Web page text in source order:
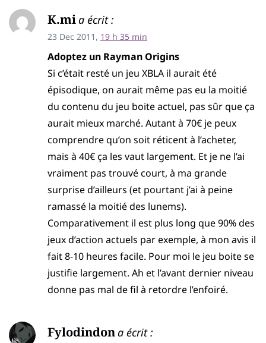
K.mia écrit :
23 Dec 2011, 19 h 35 min
Adoptez un Rayman Origins
Si c’était resté un jeu XBLA il aurait été
épisodique, on aurait même pas eu la moitié
du contenu du jeu boite actuel, pas sûr que ça
aurait mieux marché. Autant à 70€ je peux
comprendre qu’on soit réticent à l’acheter,
mais à 40€ ça les vaut largement. Et je ne l’ai
vraiment pas trouvé court, à ma grande
surprise d’ailleurs (et pourtant j’ai à peine
ramassé la moitié des lunems).
Comparativement il est plus long que 90% des
jeux d’action actuels par exemple, à mon avis il
fait 8-10 heures facile. Pour moi le jeu boite se
justifie largement. Ah et l’avant dernier niveau
donne pas mal de fil à retordre l’enfoiré.
Fylodindona écrit :